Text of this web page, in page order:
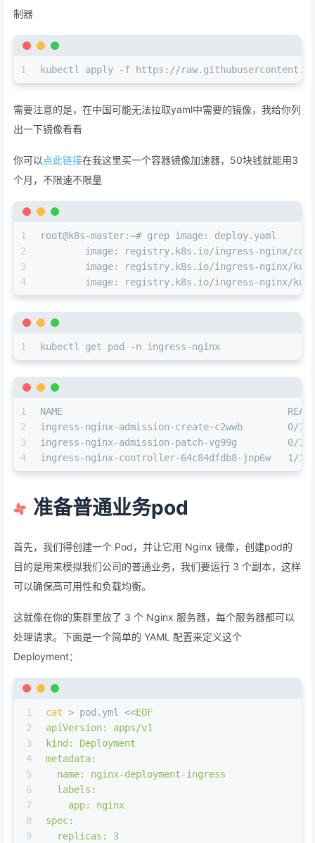
制器
1 kubectl apply -f https://
需要注意的是，在中国可能无法拉取yaml中需要的镜像，我给你列
出一下镜像看看
你可以 点此链接在我这里买一个容器镜像加速器，50块钱就能用3
个月，不限速不限量
1
2
3
4
root@k8s-master:~# grep image: deploy.yaml
image: registry.k8s.io/ingress-nginx/
image: registry.k8s.io/ingress-nginx/
image: registry.k8s.io/ingress-nginx/
1 kubectl get pod -n ingress-nginx
1
2
3
4
NAME                                        READY
ingress-nginx-admission-create-c2wwb        0/
ingress-nginx-admission-patch-vg99g         0/
ingress-nginx-controller-64c84dfdb8-jnp6w
准备普通业务pod
首先，我们得创建一个 Pod，并让它用 Nginx 镜像，创建pod的
目的是用来模拟我们公司的普通业务，我们要运行 3 个副本，这样
可以确保高可用性和负载均衡。
这就像在你的集群里放了 3 个 Nginx 服务器，每个服务器都可以
处理请求。下面是一个简单的 YAML 配置来定义这个
Deployment：
1
2
3
4
5
6
7
8
9
cat > pod.yml <<EOF
apiVersion: apps/v1
kind: Deployment
metadata:
  name: nginx-deployment-ingress
  labels:
    app: nginx
spec:
  replicas: 3